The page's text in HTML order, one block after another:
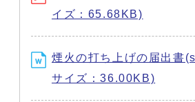
イズ：65.68KB)
煙火の打ち上げの届出書
サイズ：36.00KB)